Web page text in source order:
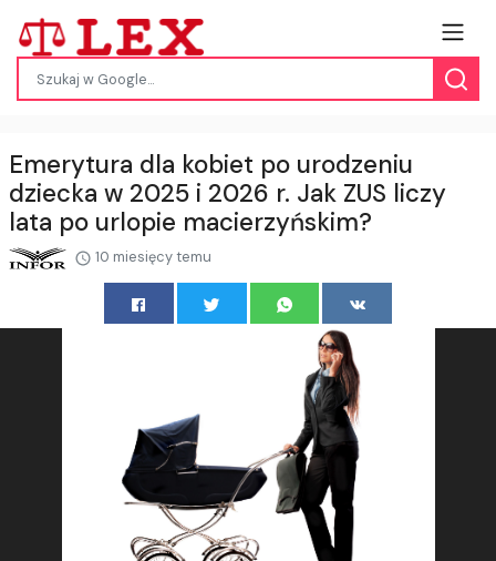
Emerytura dla kobiet po urodzeniu
dziecka w 2025 i 2026 r. Jak ZUS liczy
lata po urlopie macierzyńskim?
10 miesięcy temu